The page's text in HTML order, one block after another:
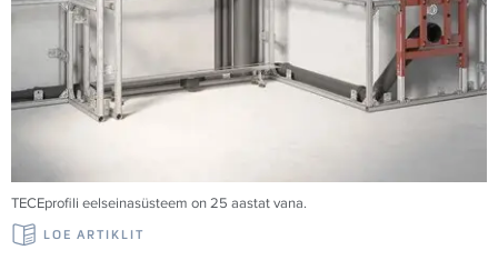
TECEprofili eelseinasüsteem on 25 aastat vana.
LOE ARTIKLIT